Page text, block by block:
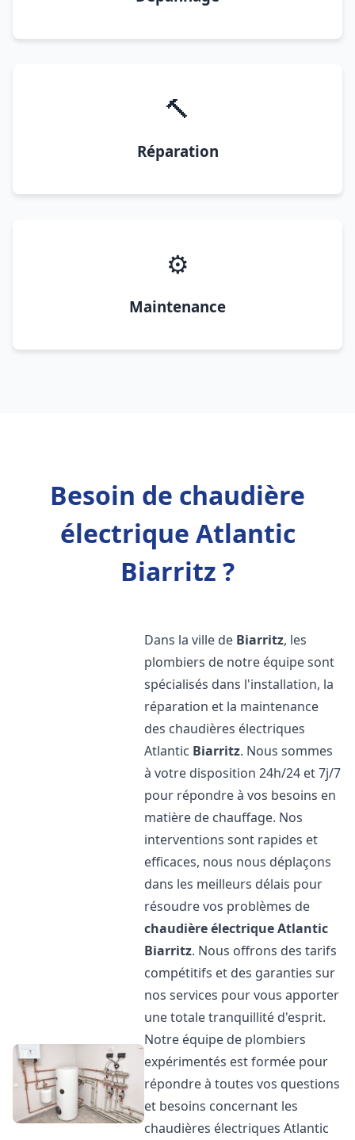
🔨
Réparation
⚙️
Maintenance
Besoin de chaudière
électrique Atlantic
Biarritz ?
Dans la ville de Biarritz, les
plombiers de notre équipe sont
spécialisés dans l'installation, la
réparation et la maintenance
des chaudières électriques
Atlantic Biarritz. Nous sommes
à votre disposition 24h/24 et 7j/7
pour répondre à vos besoins en
matière de chauffage. Nos
interventions sont rapides et
efficaces, nous nous déplaçons
dans les meilleurs délais pour
résoudre vos problèmes de
chaudière électrique Atlantic
Biarritz. Nous offrons des tarifs
compétitifs et des garanties sur
nos services pour vous apporter
une totale tranquillité d'esprit.
Notre équipe de plombiers
expérimentés est formée pour
répondre à toutes vos questions
et besoins concernant les
chaudières électriques Atlantic